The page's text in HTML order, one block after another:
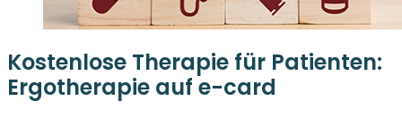
Kostenlose Therapie für Patienten:
Ergotherapie auf e-card